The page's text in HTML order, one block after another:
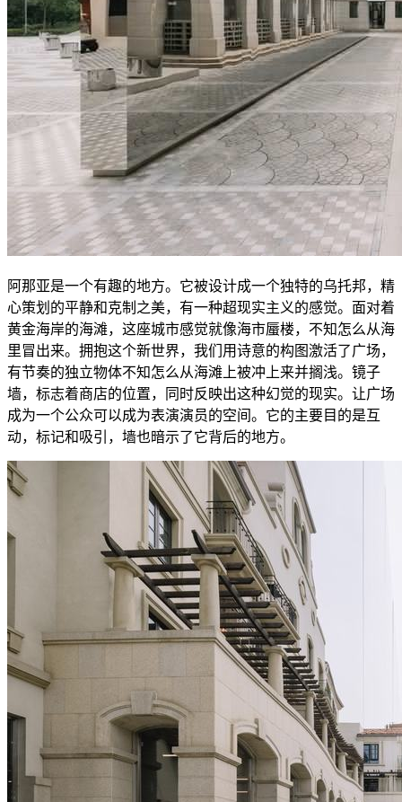
阿那亚是一个有趣的地方。它被设计成一个独特的乌托邦，精
心策划的平静和克制之美，有一种超现实主义的感觉。面对着
黄金海岸的海滩，这座城市感觉就像海市蜃楼，不知怎么从海
里冒出来。拥抱这个新世界，我们用诗意的构图激活了广场，
有节奏的独立物体不知怎么从海滩上被冲上来并搁浅。镜子
墙，标志着商店的位置，同时反映出这种幻觉的现实。让广场
成为一个公众可以成为表演演员的空间。它的主要目的是互
动，标记和吸引，墙也暗示了它背后的地方。